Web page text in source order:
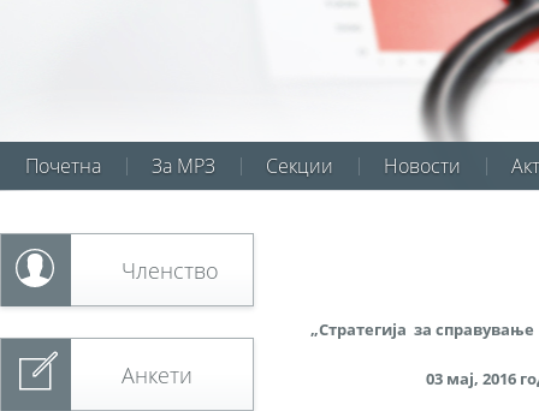
Почетна За МРЗ Секции Новости
Членство
Анкети
„Стратегија за
03 мај, 2016 год.